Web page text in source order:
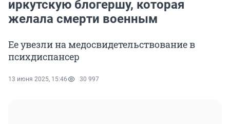
иркутскую блогершу, которая
желала смерти военным
Ее увезли на медосвидетельствование в
психдиспансер
13 июня 2025, 15:46 30 997